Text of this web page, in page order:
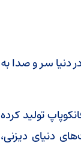
دنیا سر و صدا به
فانکوپاپ تولید کرده
دنیای دیزنی،